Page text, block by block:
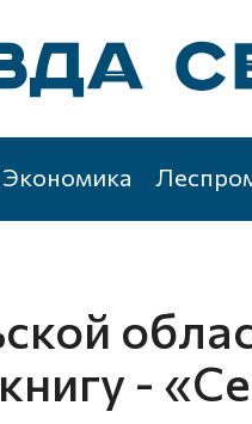
Экономика
-